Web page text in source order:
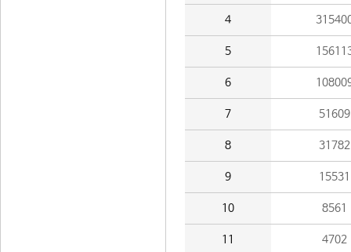
4
5
6
7 51609
8 31782
9 15531
10 8561
11 4702